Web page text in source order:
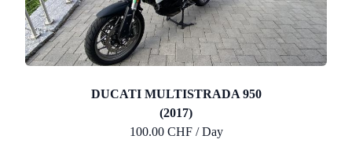
DUCATI MULTISTRADA 950
(2017)
100.00 CHF / Day